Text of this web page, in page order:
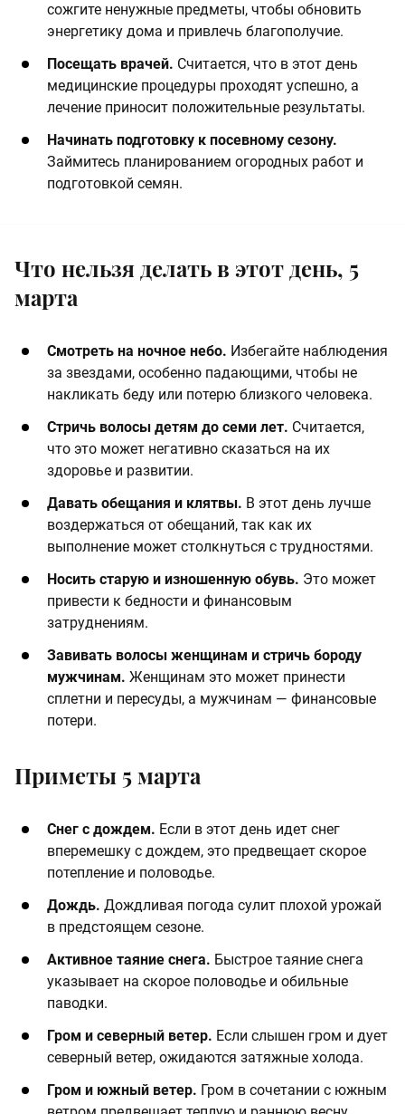
сожгите ненужные предметы, чтобы обновить
энергетику дома и привлечь благополучие.​
Посещать врачей. Считается, что в этот день
медицинские процедуры проходят успешно, а
лечение приносит положительные результаты.​
Начинать подготовку к посевному сезону.
Займитесь планированием огородных работ и
подготовкой семян.
Что нельзя делать в этот день, 5
марта
Смотреть на ночное небо. Избегайте наблюдения
за звездами, особенно падающими, чтобы не
накликать беду или потерю близкого человека.​
Стричь волосы детям до семи лет. Считается,
что это может негативно сказаться на их
здоровье и развитии.​
Давать обещания и клятвы. В этот день лучше
воздержаться от обещаний, так как их
выполнение может столкнуться с трудностями.​
Носить старую и изношенную обувь. Это может
привести к бедности и финансовым
затруднениям.​
Завивать волосы женщинам и стричь бороду
мужчинам. Женщинам это может принести
сплетни и пересуды, а мужчинам — финансовые
потери.
Приметы 5 марта
Снег с дождем. Если в этот день идет снег
вперемешку с дождем, это предвещает скорое
потепление и половодье.​
Дождь. Дождливая погода сулит плохой урожай
в предстоящем сезоне.​
Активное таяние снега. Быстрое таяние снега
указывает на скорое половодье и обильные
паводки.​
Гром и северный ветер. Если слышен гром и дует
северный ветер, ожидаются затяжные холода.​
Гром и южный ветер. Гром в сочетании с южным